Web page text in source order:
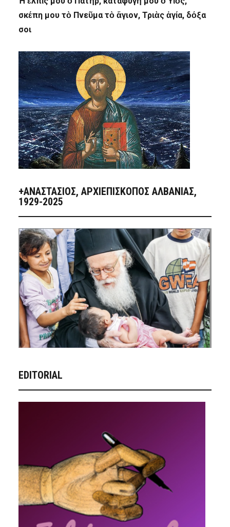
σκέπη μου τὸ Πνεῦμα τὸ ἅγιον, Τριὰς ἁγία, δόξα
σοι
+ΑΝΑΣΤΆΣΙΟΣ, ΑΡΧΙΕΠΊΣΚΟΠΟΣ ΑΛΒΑΝΊΑΣ,
1929-2025
EDITORIAL